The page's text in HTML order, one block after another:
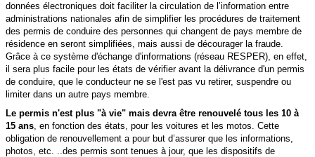
données électroniques doit faciliter la circulation de l’information entre
administrations nationales afin de simplifier les procédures de traitement
des permis de conduire des personnes qui changent de pays membre de
résidence en seront simplifiées, mais aussi de décourager la fraude.
Grâce à ce système d'échange d'informations (réseau RESPER), en effet,
il sera plus facile pour les états de vérifier avant la délivrance d'un permis
de conduire, que le conducteur ne se l'est pas vu retirer, suspendre ou
limiter dans un autre pays membre.
Le permis n'est plus "à vie" mais devra être renouvelé tous les 10 à
15 ans , en fonction des états, pour les voitures et les motos. Cette
obligation de renouvellement a pour but d’assurer que les informations,
photos, etc. ..despermis sont tenues à jour, que les dispositifs de